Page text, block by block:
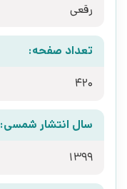
رقعی
تعداد صفحه:
420
سال انتشار شمسی:
1399